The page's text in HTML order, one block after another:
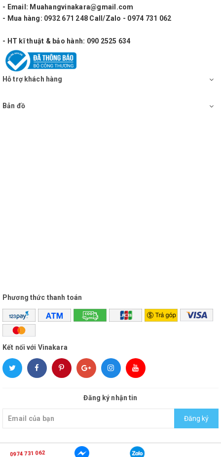
-Điều chỉnh âm lượng, tiếng còi hú. Để tăng tính linh động loa
nối với điện thoại.
-Một số dòng hiện nay có chức năng phát nhạc qua usb giúp
mở đi mở lại nhạc thu sẵn bằng usb
HƯỚNG DẪN SỬ DỤNG CƠ BẢN
- Email: Muahangvinakara@gmail.com
- Mua hàng: 0932 671 248 Call/Zalo - 0974 731 062
- HT kĩ thuật & bảo hành: 090 2525 634
Hỗ trợ khách hàng
Bản đồ
Phương thức thanh toán
Kết nối với Vinakara
Đăng ký nhận tin
Đăng ký
© Bản quyền thuộc vềvinakara
0974 731 062